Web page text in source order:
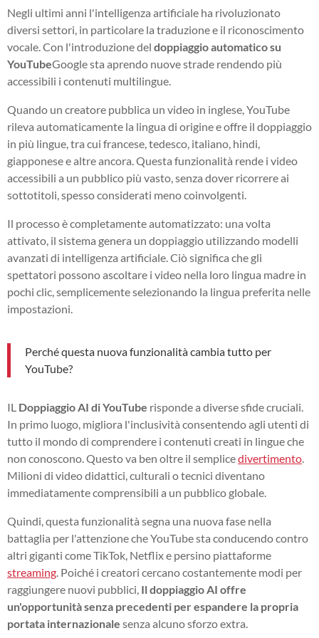
Negli ultimi anni l'intelligenza artificiale ha rivoluzionato
diversi settori, in particolare la traduzione e il riconoscimento
vocale. Con l'introduzione del doppiaggio automatico su
YouTubeGoogle sta aprendo nuove strade rendendo più
accessibili i contenuti multilingue.
Quando un creatore pubblica un video in inglese, YouTube
rileva automaticamente la lingua di origine e offre il doppiaggio
in più lingue, tra cui francese, tedesco, italiano, hindi,
giapponese e altre ancora. Questa funzionalità rende i video
accessibili a un pubblico più vasto, senza dover ricorrere ai
sottotitoli, spesso considerati meno coinvolgenti.
Il processo è completamente automatizzato: una volta
attivato, il sistema genera un doppiaggio utilizzando modelli
avanzati di intelligenza artificiale. Ciò significa che gli
spettatori possono ascoltare i video nella loro lingua madre in
pochi clic, semplicemente selezionando la lingua preferita nelle
impostazioni.
Perché questa nuova funzionalità cambia tutto per
YouTube?
IL Doppiaggio AI di YouTube risponde a diverse sfide cruciali.
In primo luogo, migliora l'inclusività consentendo agli utenti di
tutto il mondo di comprendere i contenuti creati in lingue che
non conoscono. Questo va ben oltre il semplicedivertimento
Milioni di video didattici, culturali o tecnici diventano
immediatamente comprensibili a un pubblico globale.
Quindi, questa funzionalità segna una nuova fase nella
battaglia per l'attenzione che YouTube sta conducendo contro
altri giganti come TikTok, Netflix e persino piattaforme
streaming . Poiché i creatori cercano costantemente modi per
raggiungere nuovi pubblici, Il doppiaggio AI offre
un'opportunità senza precedenti per espandere la propria
portata internazionale senza alcuno sforzo extra.